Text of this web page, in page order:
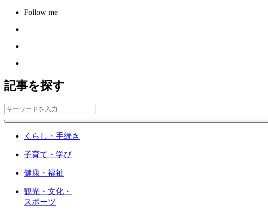
Follow me
記事を探す
くらし・手続き
子育て・学び
健康・福祉
観光・文化・
スポーツ